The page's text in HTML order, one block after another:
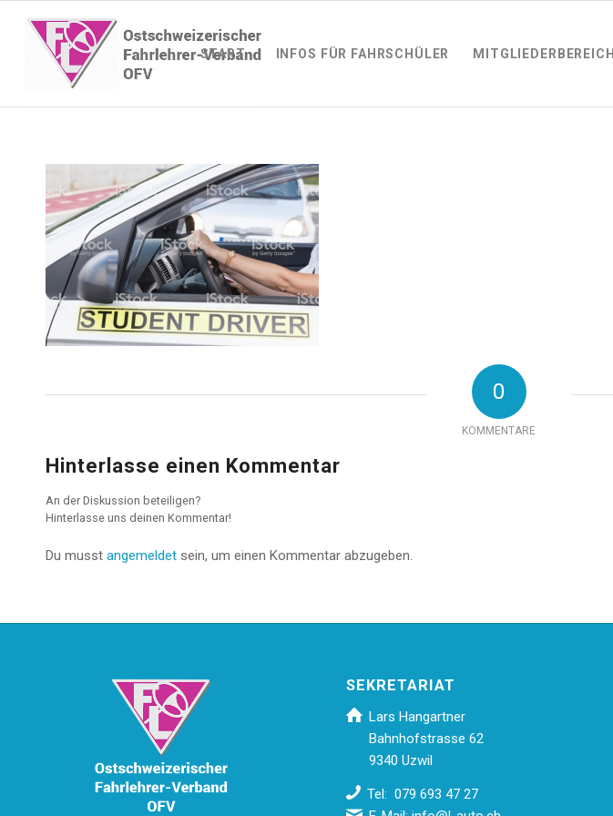
START INFOS FÜR FAHRSCHÜLER MITGLIEDERBEREICH
0
KOMMENTARE
Hinterlasse einen Kommentar
An der Diskussion beteiligen?
Hinterlasse uns deinen Kommentar!
Du musst angemeldet sein, um einen Kommentar abzugeben.
SEKRETARIAT
Lars Hangartner
Bahnhofstrasse 62
9340 Uzwil
Tel: 079 693 47 27